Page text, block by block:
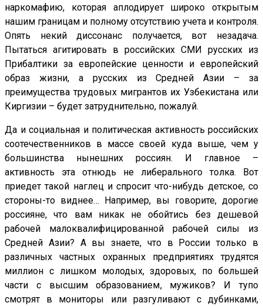
наркомафию, которая аплодирует широко открытым
нашим границам и полному отсутствию учета и контроля.
Опять некий диссонанс получается, вот незадача.
Пытаться агитировать в российских СМИ русских из
Прибалтики за европейские ценности и европейский
образ жизни, а русских из Средней Азии – за
преимущества трудовых мигрантов их Узбекистана или
Киргизии – будет затруднительно, пожалуй.
Да и социальная и политическая активность российских
соотечественников в массе своей куда выше, чем у
большинства нынешних россиян. И главное –
активность эта отнюдь не либерального толка. Вот
приедет такой наглец и спросит что-нибудь детское, со
стороны-то виднее… Например, вы говорите, дорогие
россияне, что вам никак не обойтись без дешевой
рабочей малоквалифицированной рабочей силы из
Средней Азии? А вы знаете, что в России только в
различных частных охранных предприятиях трудятся
миллион с лишком молодых, здоровых, по большей
части с высшим образованием, мужиков? И тупо
смотрят в мониторы или разгуливают с дубинками,